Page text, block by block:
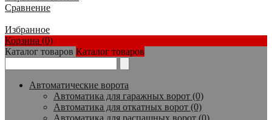
Сравнение
Избранное
Корзина (0)
Каталог товаров Каталог товаров
Автоматические ворота
Автоматика для гаражных ворот (0)
Автоматика для откатных ворот (0)
Автоматика для распашных ворот (0)